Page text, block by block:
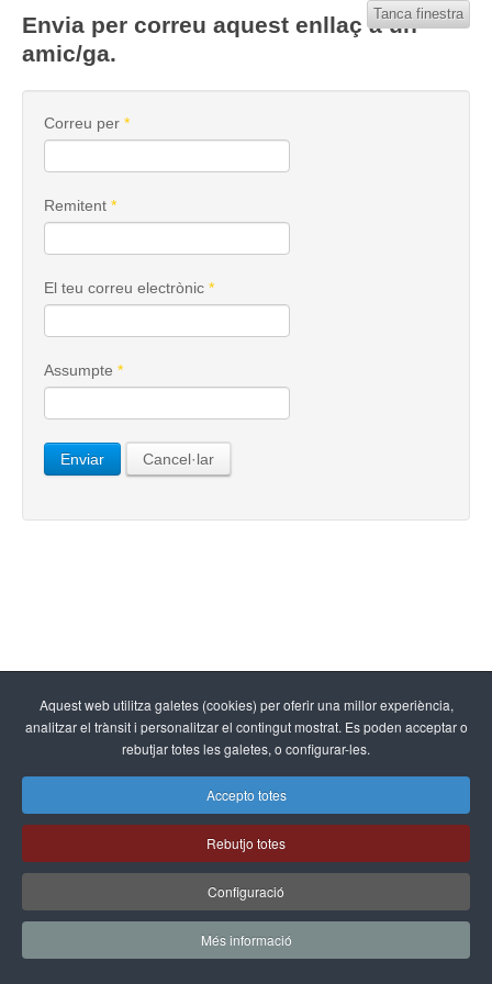
Envia per correu aquest enllaç a un
amic/ga.
Tanca finestra
Correu per *
Remitent *
El teu correu electrònic *
Assumpte *
Enviar Cancel·lar
Aquest web utilitza galetes (cookies) per oferir una millor experiència,
analitzar el trànsit i personalitzar el contingut mostrat. Es poden acceptar o
rebutjar totes les galetes, o configurar-les.
Accepto totes
Rebutjo totes
Configuració
Més informació